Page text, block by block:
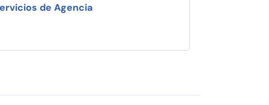
de Agencia